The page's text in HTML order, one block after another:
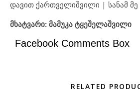
დავით ქართველიშვილი | სანამ მე
მხატვარი: მამუკა ტყეშელაშვილი
Facebook Comments Box
RELATED